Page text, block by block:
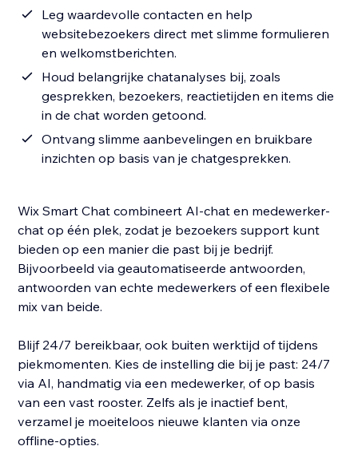
Leg waardevolle contacten en help
websitebezoekers direct met slimme formulieren
en welkomstberichten.
Houd belangrijke chatanalyses bij, zoals
gesprekken, bezoekers, reactietijden en items die
in de chat worden getoond.
Ontvang slimme aanbevelingen en bruikbare
inzichten op basis van je chatgesprekken.
Wix Smart Chat combineert AI-chat en medewerker-
chat op één plek, zodat je bezoekers support kunt
bieden op een manier die past bij je bedrijf.
Bijvoorbeeld via geautomatiseerde antwoorden,
antwoorden van echte medewerkers of een flexibele
mix van beide.
Blijf 24/7 bereikbaar, ook buiten werktijd of tijdens
piekmomenten. Kies de instelling die bij je past: 24/7
via AI, handmatig via een medewerker, of op basis
van een vast rooster. Zelfs als je inactief bent,
verzamel je moeiteloos nieuwe klanten via onze
offline-opties.